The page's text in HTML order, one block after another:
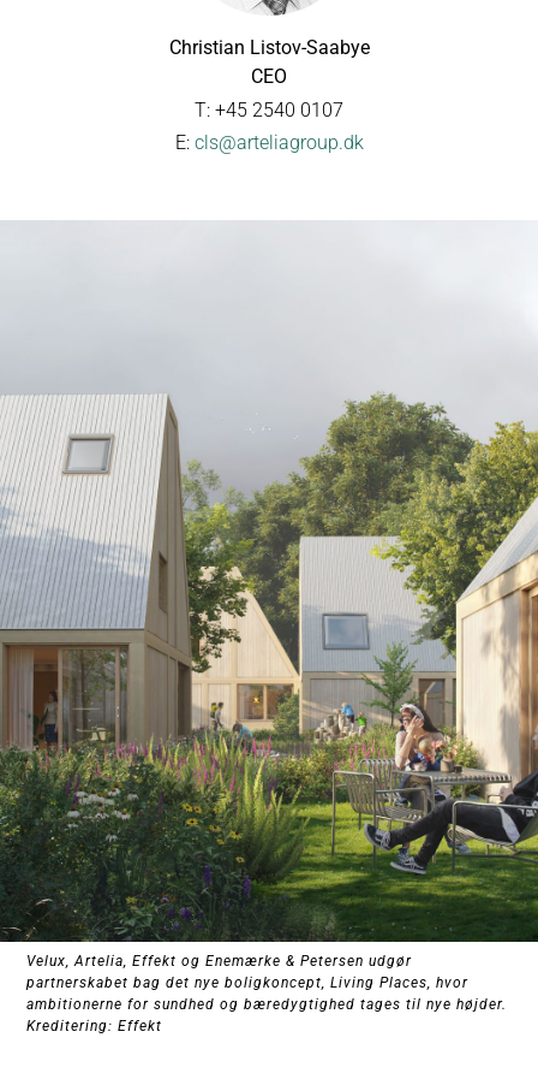
Christian Listov-Saabye
CEO
T: +45 2540 0107
E: cls@arteliagroup.dk
Velux, Artelia, Effekt og Enemærke & Petersen udgør
partnerskabet bag det nye boligkoncept, Living Places, hvor
ambitionerne for sundhed og bæredygtighed tages til nye højder.
Kreditering: Effekt